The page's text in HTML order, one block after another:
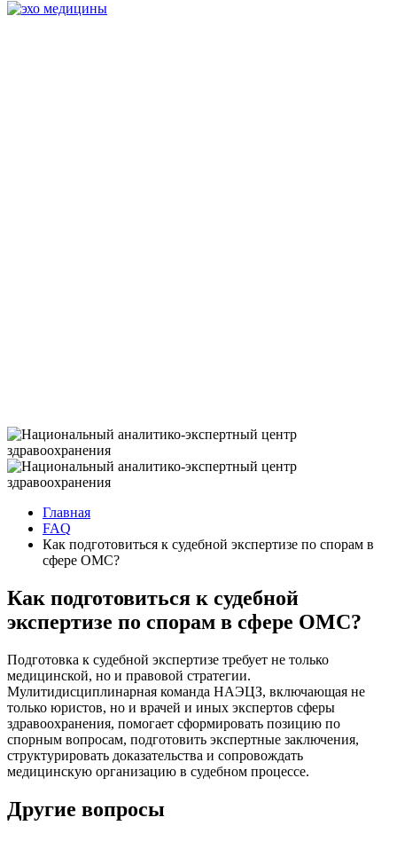
Главная
FAQ
Как подготовиться к судебной экспертизе по спорам в
сфере ОМС?
Как подготовиться к судебной
экспертизе по спорам в сфере ОМС?
Подготовка к судебной экспертизе требует не только
медицинской, но и правовой стратегии.
Мулитидисциплинарная команда НАЭЦЗ, включающая не
только юристов, но и врачей и иных экспертов сферы
здравоохранения, помогает сформировать позицию по
спорным вопросам, подготовить экспертные заключения,
структурировать доказательства и сопровождать
медицинскую организацию в судебном процессе.
Другие вопросы